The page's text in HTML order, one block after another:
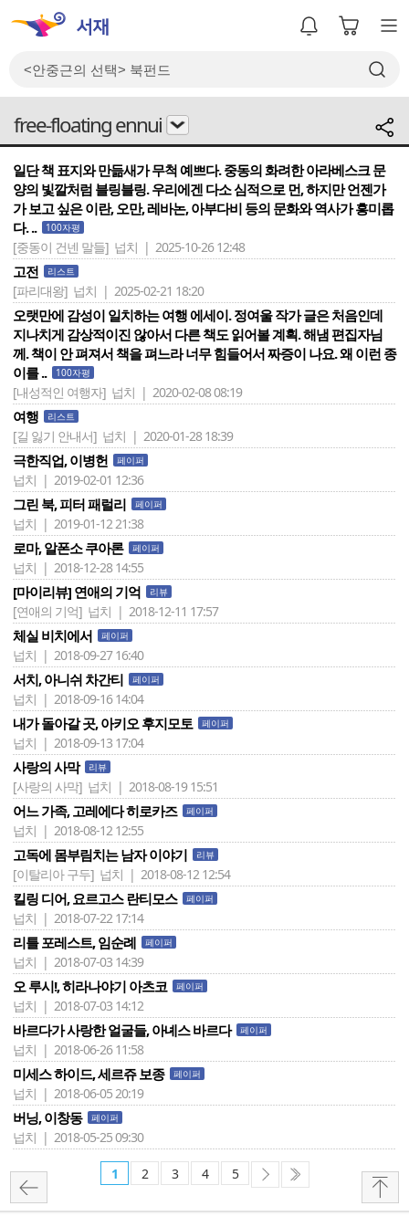
free-floating ennui
일단 책 표지와 만듦새가 무척 예쁘다. 중동의 화려한 아라베스크 문
양의 빛깔처럼 블링블링. 우리에겐 다소 심적으로 먼, 하지만 언젠가
가 보고 싶은 이란, 오만, 레바논, 아부다비 등의 문화와 역사가 흥미롭
다. ..
100자평
[중동이 건넨 말들] 넙치 | 2025-10-26 12:48
고전 리스트
[파리대왕] 넙치 | 2025-02-21 18:20
오랫만에 감성이 일치하는 여행 에세이. 정여울 작가 글은 처음인데
지나치게 감상적이진 않아서 다른 책도 읽어볼 계획. 해냄 편집자님
께. 책이 안 펴져서 책을 펴느라 너무 힘들어서 짜증이 나요. 왜 이런 종
이를 ..
100자평
[내성적인 여행자] 넙치 | 2020-02-08 08:19
여행 리스트
[길 잃기 안내서] 넙치 | 2020-01-28 18:39
극한직업, 이병헌 페이퍼
넙치 | 2019-02-01 12:36
그린 북, 피터 패럴리 페이퍼
넙치 | 2019-01-12 21:38
로마, 알폰소 쿠아론 페이퍼
넙치 | 2018-12-28 14:55
[마이리뷰] 연애의 기억 리뷰
[연애의 기억] 넙치 | 2018-12-11 17:57
체실 비치에서 페이퍼
넙치 | 2018-09-27 16:40
서치, 아니쉬 차간티 페이퍼
넙치 | 2018-09-16 14:04
내가 돌아갈 곳, 아키오 후지모토 페이퍼
넙치 | 2018-09-13 17:04
사랑의 사막 리뷰
[사랑의 사막] 넙치 | 2018-08-19 15:51
어느 가족, 고레에다 히로카즈 페이퍼
넙치 | 2018-08-12 12:55
고독에 몸부림치는 남자 이야기 리뷰
[이탈리아 구두] 넙치 | 2018-08-12 12:54
킬링 디어, 요르고스 란티모스 페이퍼
넙치 | 2018-07-22 17:14
리틀 포레스트, 임순례 페이퍼
넙치 | 2018-07-03 14:39
오 루시!, 히라나야기 아츠코 페이퍼
넙치 | 2018-07-03 14:12
바르다가 사랑한 얼굴들, 아녜스 바르다 페이퍼
넙치 | 2018-06-26 11:58
미세스 하이드, 세르쥬 보종 페이퍼
넙치 | 2018-06-05 20:19
버닝, 이창동 페이퍼
넙치 | 2018-05-25 09:30
1 2 3 4 5